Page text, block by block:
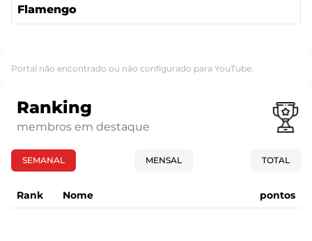
Flamengo
Portal não encontrado ou não configurado para YouTube.
Ranking
membros em destaque
SEMANAL MENSAL TOTAL
Rank Nome pontos